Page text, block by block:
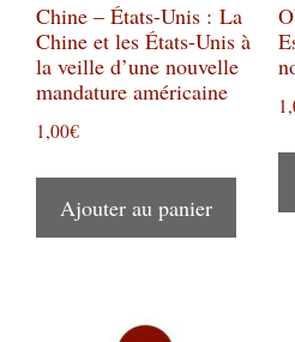
Chine – États-Unis : La
Chine et les États-Unis à
la veille d’une nouvelle
mandature américaine
1,00€
Ajouter au panier